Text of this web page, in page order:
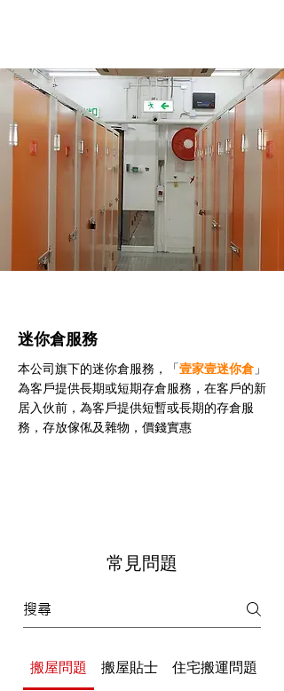
迷你倉服務
本公司旗下的迷你倉服務，「壹家壹迷你倉 」
為客戶提供長期或短期存倉服務，在客戶的新
居入伙前，為客戶提供短暫或長期的存倉服
務，存放傢俬及雜物，價錢實惠
常見問題
搬屋問題 搬屋貼士 住宅搬運問題